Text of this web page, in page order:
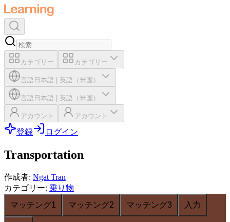
カテゴリー カテゴリー
言語 日本語 英語（米国）
言語 日本語 英語（米国）
アカウント アカウント
登録 ログイン
Transportation
作成者: Ngat Tran
カテゴリー: 乗り物
マッチング1
マッチング2 マッチング3 入力